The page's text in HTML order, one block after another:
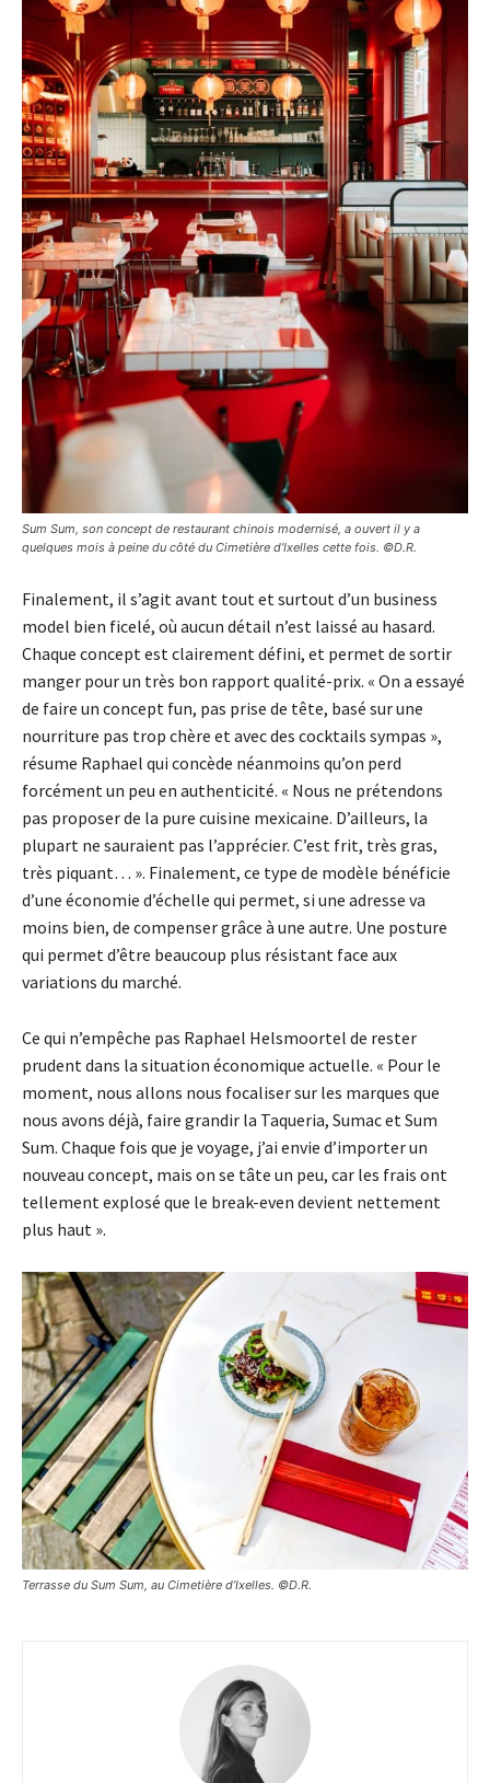
Sum Sum, son concept de restaurant chinois modernisé, a ouvert il y a
quelques mois à peine du côté du Cimetière d’Ixelles cette fois. ©D.R.
Finalement, il s’agit avant tout et surtout d’un busi­ness
model bien ficelé, où aucun détail n’est laissé au hasard.
Chaque concept est clairement défini, et permet de sortir
manger pour un très bon rapport qualité-prix. « On a essayé
de faire un concept fun, pas prise de tête, basé sur une
nourriture pas trop chère et avec des cocktails sympas »,
résume Raphael qui concède néanmoins qu’on perd
forcément un peu en authenticité. « Nous ne prétendons
pas proposer de la pure cuisine mexicaine. D’ailleurs, la
plupart ne sauraient pas l’apprécier. C’est frit, très gras,
très piquant… ». Finalement, ce type de modèle bénéficie
d’une économie d’échelle qui permet, si une adresse va
moins bien, de compenser grâce à une autre. Une posture
qui permet d’être beaucoup plus résistant face aux
variations du marché.
Ce qui n’empêche pas Raphael Helsmoortel de rester
prudent dans la situation économique actuelle. « Pour le
moment, nous allons nous focaliser sur les marques que
nous avons déjà, faire grandir la Taqueria, Sumac et Sum
Sum. Chaque fois que je voyage, j’ai envie d’importer un
nouveau concept, mais on se tâte un peu, car les frais ont
tellement explosé que le break-even devient nettement
plus haut ».
Terrasse du Sum Sum, au Cimetière d’Ixelles. ©D.R.